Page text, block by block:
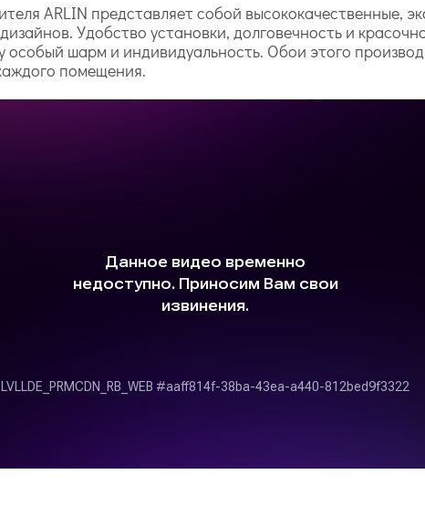
ARLIN представляет собой высококачественные,
Удобство установки, долговечность и
особый шарм и индивидуальность. Обои этого
помещения.